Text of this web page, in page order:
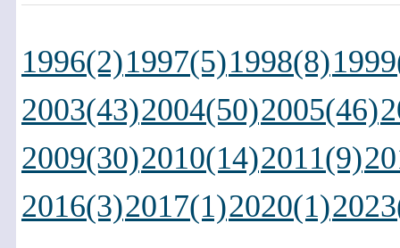
1996(2)1997(5)1998(8)
2003(43)2004(50)2005(46)
2009(30)2010(14)2011(9)
2016(3)2017(1)2020(1)